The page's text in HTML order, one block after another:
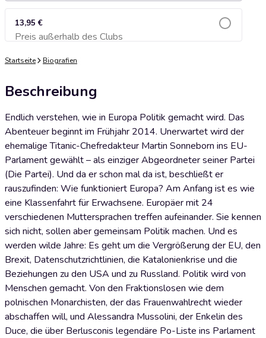
13,95 €
Preis außerhalb des ClubsZum Warenkorb hinzufügen
Startseite Biografien
Beschreibung
Endlich verstehen, wie in Europa Politik gemacht wird. Das
Abenteuer beginnt im Frühjahr 2014. Unerwartet wird der
ehemalige Titanic-Chefredakteur Martin Sonneborn ins EU-
Parlament gewählt – als einziger Abgeordneter seiner Partei
(Die Partei). Und da er schon mal da ist, beschließt er
rauszufinden: Wie funktioniert Europa? Am Anfang ist es wie
eine Klassenfahrt für Erwachsene. Europäer mit 24
verschiedenen Muttersprachen treffen aufeinander. Sie kennen
sich nicht, sollen aber gemeinsam Politik machen. Und es
werden wilde Jahre: Es geht um die Vergrößerung der EU, den
Brexit, Datenschutzrichtlinien, die Katalonienkrise und die
Beziehungen zu den USA und zu Russland. Politik wird von
Menschen gemacht. Von den Fraktionslosen wie dem
polnischen Monarchisten, der das Frauenwahlrecht wieder
abschaffen will, und Alessandra Mussolini, der Enkelin des
Duce, die über Berlusconis legendäre Po-Liste ins Parlament